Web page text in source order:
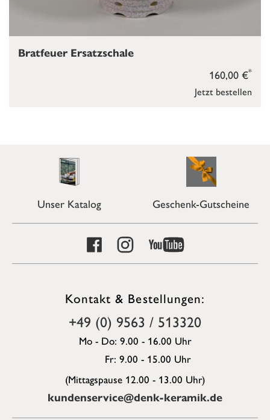
Jetzt bestellen
160,00 €*
Bratfeuer Ersatzschale
Unser Katalog Geschenk-Gutscheine
Kontakt & Bestellungen:
+49 (0) 9563 / 513320
Mo - Do: 9.00 - 16.00 Uhr
Fr: 9.00 - 15.00 Uhr
(Mittagspause 12.00 - 13.00 Uhr)
kundenservice@denk-keramik.de